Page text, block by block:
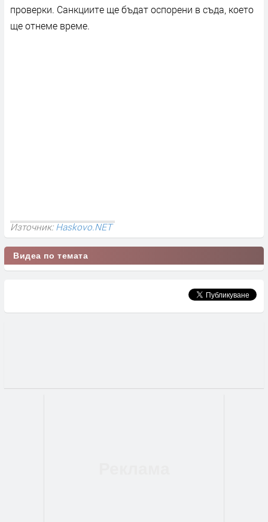
проверки. Санкциите ще бъдат оспорени в съда, което
ще отнеме време.
Източник:Haskovo.NET
Видеа по темата